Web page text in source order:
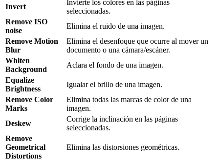
Invert
Invierte los colores en las páginas
seleccionadas.
Remove ISO
noise
Elimina el ruido de una imagen.
Remove Motion
Blur
Elimina el desenfoque que ocurre al mover un
documento o una cámara/escáner.
Whiten
Background
Aclara el fondo de una imagen.
Equalize
Brightness
Igualar el brillo de una imagen.
Remove Color
Marks
Elimina todas las marcas de color de una
imagen.
Deskew
Corrige la inclinación en las páginas
seleccionadas.
Remove
Geometrical
Distortions
Elimina las distorsiones geométricas.